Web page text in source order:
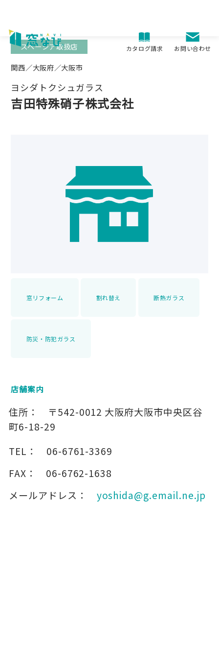
content
カタログ請求 お問い合わせ
関西／大阪府／大阪市
ヨシダトクシュガラス
吉田特殊硝子株式会社
スペーシア取扱店
窓リフォーム 割れ替え 断熱ガラス
防災・防犯ガラス
店舗案内
住所： 〒542-0012 大阪府大阪市中央区谷
町6-18-29
TEL：
06-6761-3369
FAX：
06-6762-1638
メールアドレス：
yoshida@g.email.ne.jp